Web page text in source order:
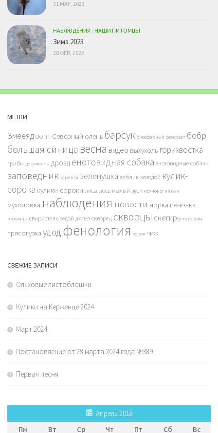
31 МАР, 2023
НАБЛЮДЕНИЯ /НАШИ ПИТОМЦЫ
Зима 2023
28 ФЕВ, 2023
МЕТКИ
ЗмееядООПТ Северный олень барсук биосферный резерват бобр
большая синица весна видео выхухоль горихвостка
грибы документы дрозд енотовидная собака енотовидные собаки
заповедник зарянка зеленушка зяблик козодой кулик-
сорока кулики-сороки лиса лось малый зуек мохноногий сыч
мухоловка наблюдения новости норка пеночка
питомцы свиристельседой дятел скворец скворцы снегирь тетерева
трясогузка удод фенология хорек чиж
СВЕЖИЕ ЗАПИСИ
Ольховые листоблошки
Кулики на Керженце 2024
Март 2024
Постановление от 28 марта 2024 года №389
Первая песня
Апрель 2018
Пн
Вт Ср Чт Пт Сб
Вс